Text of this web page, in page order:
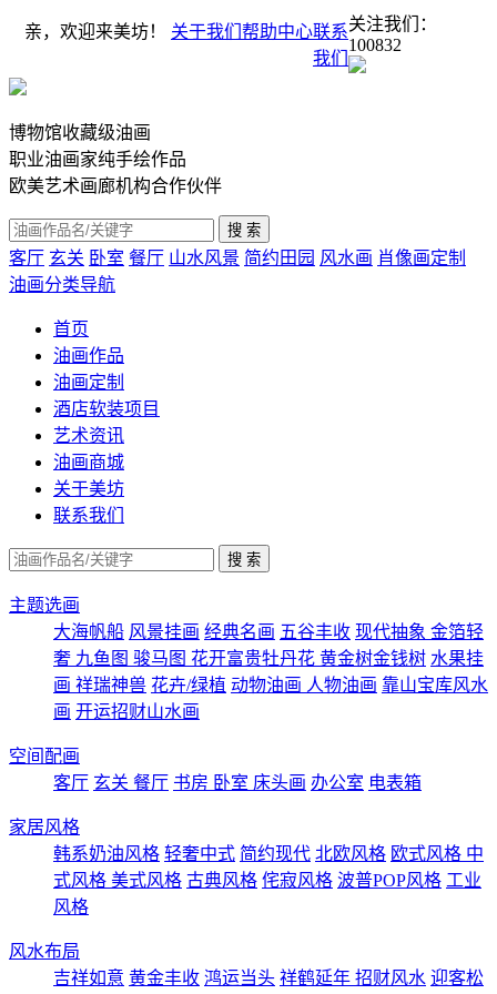
亲，欢迎来美坊！ 关于我们 帮助中心联系
我们
关注我们：
100832
博物馆收藏级油画
职业油画家纯手绘作品
欧美艺术画廊机构合作伙伴
客厅 玄关 卧室 餐厅 山水风景 简约田园 风水画 肖像画定制
油画分类导航
首页
油画作品
油画定制
酒店软装项目
艺术资讯
油画商城
关于美坊
联系我们
主题选画
大海帆船 风景挂画 经典名画 五谷丰收 现代抽象 金箔轻
奢 九鱼图 骏马图 花开富贵牡丹花 黄金树金钱树 水果挂
画 祥瑞神兽 花卉/绿植 动物油画 人物油画 靠山宝库风水
画 开运招财山水画
空间配画
客厅 玄关 餐厅 书房 卧室 床头画 办公室 电表箱
家居风格
韩系奶油风格 轻奢中式 简约现代 北欧风格 欧式风格 中
式风格 美式风格 古典风格 侘寂风格 波普POP风格 工业
风格
风水布局
吉祥如意 黄金丰收 鸿运当头 祥鹤延年 招财风水 迎客松